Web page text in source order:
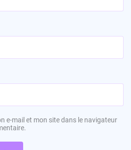
e-mail et mon site dans le navigateur